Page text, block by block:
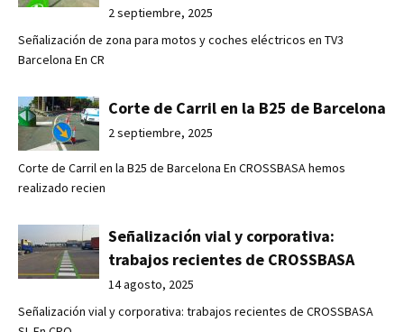
2 septiembre, 2025
Señalización de zona para motos y coches eléctricos en TV3
Barcelona En CR
Corte de Carril en la B25 de Barcelona
2 septiembre, 2025
Corte de Carril en la B25 de Barcelona En CROSSBASA hemos
realizado recien
Señalización vial y corporativa:
trabajos recientes de CROSSBASA
14 agosto, 2025
Señalización vial y corporativa: trabajos recientes de CROSSBASA